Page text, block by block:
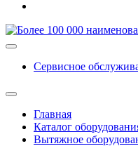
Сервисное
Главная
Каталог
Вытяжное